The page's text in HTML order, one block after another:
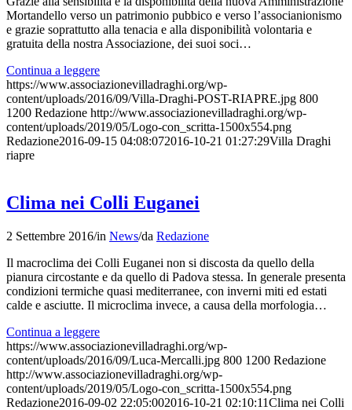
Mortandello verso un patrimonio pubbico e verso l’associanionismo
e grazie soprattutto alla tenacia e alla disponibilità volontaria e
gratuita della nostra Associazione, dei suoi soci…
Continua a leggere
https://www.associazionevilladraghi.org/wp-
content/uploads/2016/09/Villa-Draghi-POST-RIAPRE.jpg 800
1200 Redazione http://www.associazionevilladraghi.org/wp-
content/uploads/2019/05/Logo-con_scritta-1500x554.png
Redazione2016-09-15 04:08:072016-10-21 01:27:29Villa Draghi
riapre
Clima nei Colli Euganei
2 Settembre 2016/in News/da Redazione
Il macroclima dei Colli Euganei non si discosta da quello della
pianura circostante e da quello di Padova stessa. In generale presenta
condizioni termiche quasi mediterranee, con inverni miti ed estati
calde e asciutte. Il microclima invece, a causa della morfologia…
Continua a leggere
https://www.associazionevilladraghi.org/wp-
content/uploads/2016/09/Luca-Mercalli.jpg 800 1200 Redazione
http://www.associazionevilladraghi.org/wp-
content/uploads/2019/05/Logo-con_scritta-1500x554.png
Redazione2016-09-02 22:05:002016-10-21 02:10:11Clima nei Colli